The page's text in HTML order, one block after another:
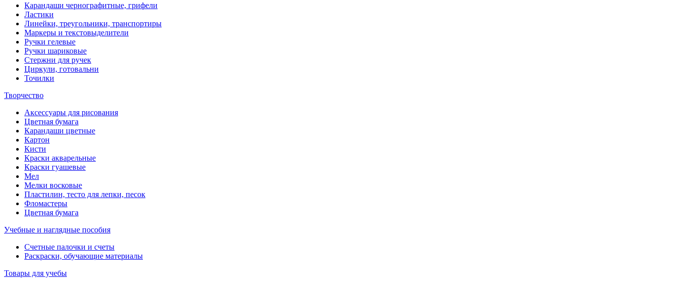
Карандаши чернографитные, грифели
Ластики
Линейки, треугольники, транспортиры
Маркеры и текстовыделители
Ручки гелевые
Ручки шариковые
Стержни для ручек
Циркули, готовальни
Точилки
Творчество
Аксессуары для рисования
Цветная бумага
Карандаши цветные
Картон
Кисти
Краски акварельные
Краски гуашевые
Мел
Мелки восковые
Пластилин, тесто для лепки, песок
Фломастеры
Цветная бумага
Учебные и наглядные пособия
Счетные палочки и счеты
Раскраски, обучающие материалы
Товары для учебы